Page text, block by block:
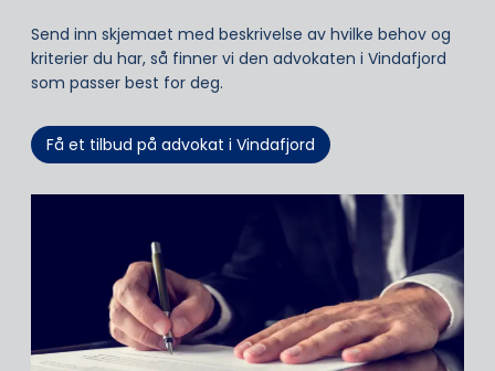
Send inn skjemaet med beskrivelse av hvilke behov og
kriterier du har, så finner vi den advokaten i Vindafjord
som passer best for deg.
Få et tilbud på advokat i Vindafjord